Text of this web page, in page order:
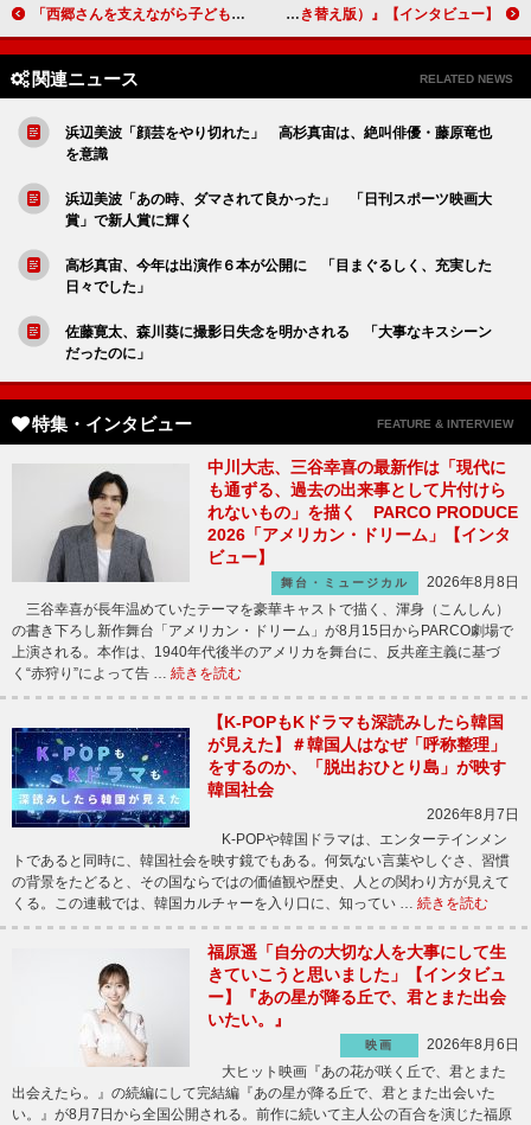
「西郷さんを支えながら子どもを育てる糸の強さを見せられるように」黒木華（岩山糸）【「西郷どん」インタビュー】 【インタビュー】『ジオストーム（日本語吹き替え版）』上川隆也「今までのディザスター映画のいいとこ取りをしたような映画」山本耕史「ドキドキ感がたまらない」ブルゾンちえみ「サラのような女性に憧れます」
関連ニュース RELATED NEWS
浜辺美波「顔芸をやり切れた」 高杉真宙は、絶叫俳優・藤原竜也
を意識
浜辺美波「あの時、ダマされて良かった」 「日刊スポーツ映画大
賞」で新人賞に輝く
高杉真宙、今年は出演作６本が公開に 「目まぐるしく、充実した
日々でした」
佐藤寛太、森川葵に撮影日失念を明かされる 「大事なキスシーン
だったのに」
特集・インタビュー FEATURE & INTERVIEW
中川大志、三谷幸喜の最新作は「現代に
も通ずる、過去の出来事として片付けら
れないもの」を描く PARCO PRODUCE
2026「アメリカン・ドリーム」【インタ
ビュー】
舞台・ミュージカル
2026年8月8日
三谷幸喜が長年温めていたテーマを豪華キャストで描く、渾身（こんしん）
の書き下ろし新作舞台「アメリカン・ドリーム」が8月15日からPARCO劇場で
上演される。本作は、1940年代後半のアメリカを舞台に、反共産主義に基づ
く“赤狩り”によって告 … 続きを読む
【K-POPもKドラマも深読みしたら韓国
が見えた】＃韓国人はなぜ「呼称整理」
をするのか、「脱出おひとり島」が映す
韓国社会
2026年8月7日
K-POPや韓国ドラマは、エンターテインメン
トであると同時に、韓国社会を映す鏡でもある。何気ない言葉やしぐさ、習慣
の背景をたどると、その国ならではの価値観や歴史、人との関わり方が見えて
くる。この連載では、韓国カルチャーを入り口に、知ってい … 続きを読む
福原遥「自分の大切な人を大事にして生
きていこうと思いました」【インタビュ
ー】『あの星が降る丘で、君とまた出会
いたい。』
映画
2026年8月6日
大ヒット映画『あの花が咲く丘で、君とまた
出会えたら。』の続編にして完結編『あの星が降る丘で、君とまた出会いた
い。』が8月7日から全国公開される。前作に続いて主人公の百合を演じた福原